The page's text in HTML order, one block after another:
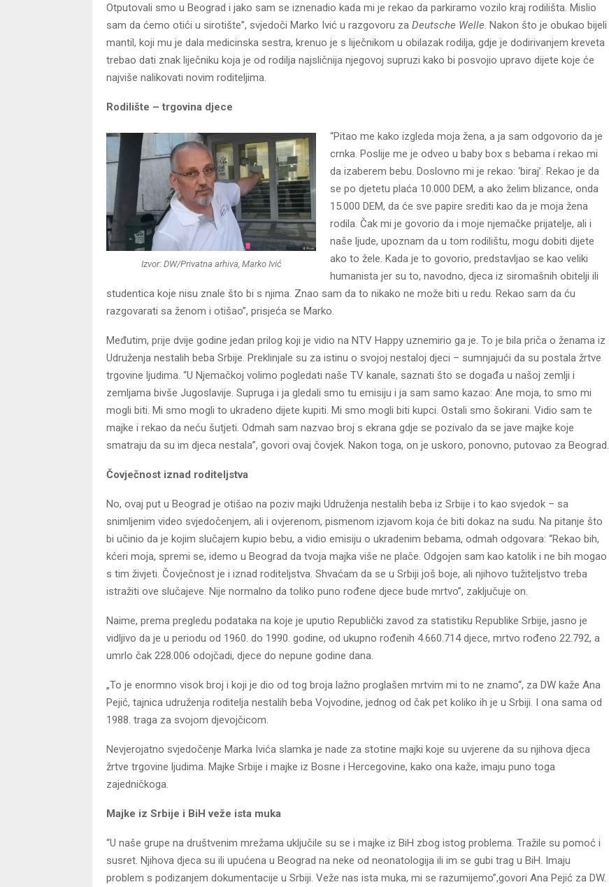
Otputovali smo u Beograd i jako sam se iznenadio kada mi je rekao da parkiramo vozilo kraj rodilišta. Mislio
sam da ćemo otići u sirotište”, svjedoči Marko Ivić u razgovoru za Deutsche Welle. Nakon što je obukao bijeli
mantil, koji mu je dala medicinska sestra, krenuo je s liječnikom u obilazak rodilja, gdje je dodirivanjem kreveta
trebao dati znak liječniku koja je od rodilja najsličnija njegovoj supruzi kako bi posvojio upravo dijete koje će
najviše nalikovati novim roditeljima.
Rodilište – trgovina djece
Izvor: DW/Privatna arhiva, Marko Ivić
“Pitao me kako izgleda moja žena, a ja sam odgovorio da je
crnka. Poslije me je odveo u baby box s bebama i rekao mi
da izaberem bebu. Doslovno mi je rekao: ‘biraj’. Rekao je da
se po djetetu plaća 10.000 DEM, a ako želim blizance, onda
15.000 DEM, da će sve papire srediti kao da je moja žena
rodila. Čak mi je govorio da i moje njemačke prijatelje, ali i
naše ljude, upoznam da u tom rodilištu, mogu dobiti dijete
ako to žele. Kada je to govorio, predstavljao se kao veliki
humanista jer su to, navodno, djeca iz siromašnih obitelji ili
studentica koje nisu znale što bi s njima. Znao sam da to nikako ne može biti u redu. Rekao sam da ću
razgovarati sa ženom i otišao”, prisjeća se Marko.
Međutim, prije dvije godine jedan prilog koji je vidio na NTV Happy uznemirio ga je. To je bila priča o ženama iz
Udruženja nestalih beba Srbije. Preklinjale su za istinu o svojoj nestaloj djeci – sumnjajući da su postala žrtve
trgovine ljudima. “U Njemačkoj volimo pogledati naše TV kanale, saznati što se događa u našoj zemlji i
zemljama bivše Jugoslavije. Supruga i ja gledali smo tu emisiju i ja sam samo kazao: Ane moja, to smo mi
mogli biti. Mi smo mogli to ukradeno dijete kupiti. Mi smo mogli biti kupci. Ostali smo šokirani. Vidio sam te
majke i rekao da neću šutjeti. Odmah sam nazvao broj s ekrana gdje se pozivalo da se jave majke koje
smatraju da su im djeca nestala”, govori ovaj čovjek. Nakon toga, on je uskoro, ponovno, putovao za Beograd.
Čovječnost iznad roditeljstva
No, ovaj put u Beograd je otišao na poziv majki Udruženja nestalih beba iz Srbije i to kao svjedok – sa
snimljenim video svjedočenjem, ali i ovjerenom, pismenom izjavom koja će biti dokaz na sudu. Na pitanje što
bi učinio da je kojim slučajem kupio bebu, a vidio emisiju o ukradenim bebama, odmah odgovara: “Rekao bih,
kćeri moja, spremi se, idemo u Beograd da tvoja majka više ne plače. Odgojen sam kao katolik i ne bih mogao
s tim živjeti. Čovječnost je i iznad roditeljstva. Shvaćam da se u Srbiji još boje, ali njihovo tužiteljstvo treba
istražiti ove slučajeve. Nije normalno da toliko puno rođene djece bude mrtvo”, zaključuje on.
Naime, prema pregledu podataka na koje je uputio Republički zavod za statistiku Republike Srbije, jasno je
vidljivo da je u periodu od 1960. do 1990. godine, od ukupno rođenih 4.660.714 djece, mrtvo rođeno 22.792, a
umrlo čak 228.006 odojčadi, djece do nepune godine dana.
„To je enormno visok broj i koji je dio od tog broja lažno proglašen mrtvim mi to ne znamo“, za DW kaže Ana
Pejić, tajnica udruženja roditelja nestalih beba Vojvodine, jednog od čak pet koliko ih je u Srbiji. I ona sama od
1988. traga za svojom djevojčicom.
Nevjerojatno svjedočenje Marka Ivića slamka je nade za stotine majki koje su uvjerene da su njihova djeca
žrtve trgovine ljudima. Majke Srbije i majke iz Bosne i Hercegovine, kako ona kaže, imaju puno toga
zajedničkoga.
Majke iz Srbije i BiH veže ista muka
“U naše grupe na društvenim mrežama uključile su se i majke iz BiH zbog istog problema. Tražile su pomoć i
susret. Njihova djeca su ili upućena u Beograd na neke od neonatologija ili im se gubi trag u BiH. Imaju
problem s podizanjem dokumentacije u Srbiji. Veže nas ista muka, mi se razumijemo”,govori Ana Pejić za DW.